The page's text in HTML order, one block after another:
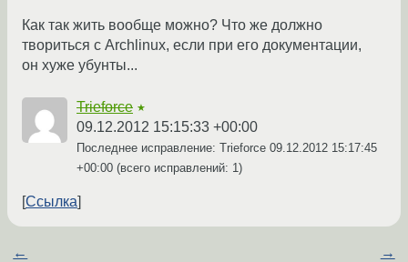
Как так жить вообще можно? Что же должно
твориться с Archlinux, если при его документации,
он хуже убунты...
Trieforce ★
09.12.2012 15:15:33 +00:00
Последнее исправление: Trieforce 09.12.2012 15:17:45
+00:00 (всего исправлений: 1)
Ссылка
← →